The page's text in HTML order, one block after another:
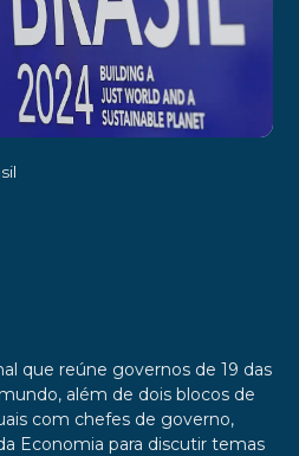
que reúne governos de 19 das
além de dois blocos de
com chefes de governo,
Economia para discutir temas